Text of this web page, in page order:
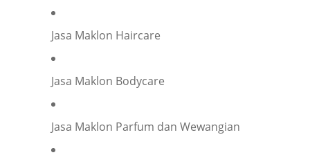
Jasa Maklon Haircare
Jasa Maklon Bodycare
Jasa Maklon Parfum dan Wewangian